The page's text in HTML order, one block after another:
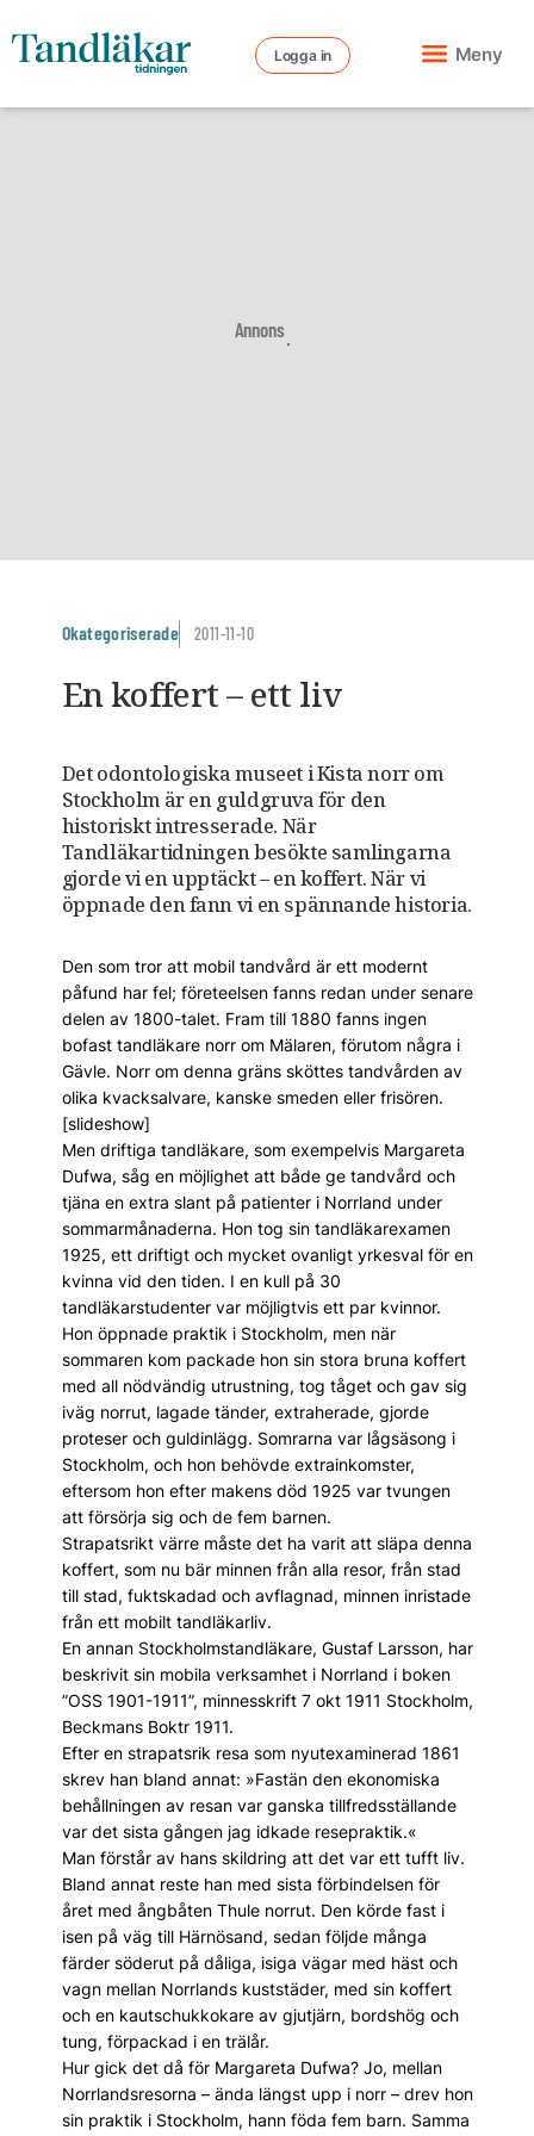
Logga in Meny
Annons
Okategoriserade 2011-11-10
En koffert – ett liv
Det odontologiska museet i Kista norr om
Stockholm är en guldgruva för den
historiskt intresserade. När
Tandläkartidningen besökte samlingarna
gjorde vi en upptäckt – en koffert. När vi
öppnade den fann vi en spännande historia.
Den som tror att mobil tandvård är ett modernt
påfund har fel; företeelsen fanns redan under senare
delen av 1800-talet. Fram till 1880 fanns ingen
bofast tandläkare norr om Mälaren, förutom några i
Gävle. Norr om denna gräns sköttes tandvården av
olika kvacksalvare, kanske smeden eller frisören.
[slideshow]
Men driftiga tandläkare, som exempelvis Margareta
Dufwa, såg en möjlighet att både ge tandvård och
tjäna en extra slant på patienter i Norrland under
sommarmånaderna. Hon tog sin tandläkarexamen
1925, ett driftigt och mycket ovanligt yrkesval för en
kvinna vid den tiden. I en kull på 30
tandläkarstudenter var möjligtvis ett par kvinnor.
Hon öppnade praktik i Stockholm, men när
sommaren kom packade hon sin stora bruna koffert
med all nödvändig utrustning, tog tåget och gav sig
iväg norrut, lagade tänder, extraherade, gjorde
proteser och guldinlägg. Somrarna var lågsäsong i
Stockholm, och hon behövde extrainkomster,
eftersom hon efter makens död 1925 var tvungen
att försörja sig och de fem barnen.
Strapatsrikt värre måste det ha varit att släpa denna
koffert, som nu bär minnen från alla resor, från stad
till stad, fuktskadad och avflagnad, minnen inristade
från ett mobilt tandläkarliv.
En annan Stockholmstandläkare, Gustaf Larsson, har
beskrivit sin mobila verksamhet i Norrland i boken
”OSS 1901-1911”, minnesskrift 7 okt 1911 Stockholm,
Beckmans Boktr 1911.
Efter en strapatsrik resa som nyutexaminerad 1861
skrev han bland annat: »Fastän den ekonomiska
behållningen av resan var ganska tillfredsställande
var det sista gången jag idkade resepraktik.«
Man förstår av hans skildring att det var ett tufft liv.
Bland annat reste han med sista förbindelsen för
året med ångbåten Thule norrut. Den körde fast i
isen på väg till Härnösand, sedan följde många
färder söderut på dåliga, isiga vägar med häst och
vagn mellan Norrlands kuststäder, med sin koffert
och en kautschukkokare av gjutjärn, bordshög och
tung, förpackad i en trälår.
Hur gick det då för Margareta Dufwa? Jo, mellan
Norrlandsresorna – ända längst upp i norr – drev hon
sin praktik i Stockholm, hann föda fem barn. Samma